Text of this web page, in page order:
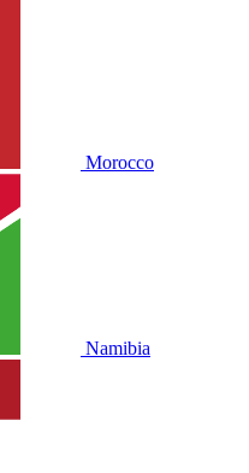
Morocco
Namibia